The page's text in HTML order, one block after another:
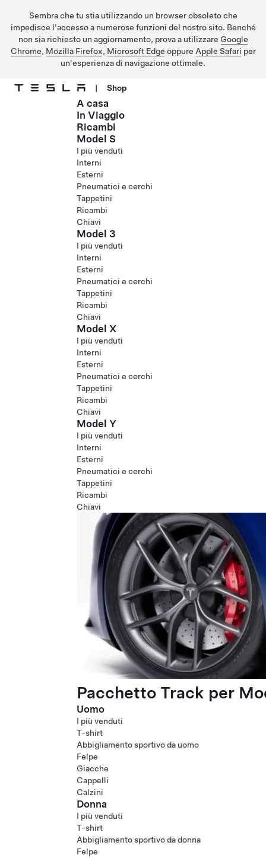
Sembra che tu stia utilizzando un browser obsoleto che
impedisce l'accesso a numerose funzioni del nostro sito. Benché
non sia richiesto un aggiornamento, prova a utilizzare Google
Chrome, Mozilla Firefox, Microsoft Edge oppure Apple Safari per
un'esperienza di navigazione ottimale.
Passa al contenuto principale
| Shop
A casa
In Viaggio
Ricambi
Model S
I più venduti
Interni
Esterni
Pneumatici e cerchi
Tappetini
Ricambi
Chiavi
Model 3
I più venduti
Interni
Esterni
Pneumatici e cerchi
Tappetini
Ricambi
Chiavi
Model X
I più venduti
Interni
Esterni
Pneumatici e cerchi
Tappetini
Ricambi
Chiavi
Model Y
I più venduti
Interni
Esterni
Pneumatici e cerchi
Tappetini
Ricambi
Chiavi
Pacchetto Track per
Uomo
I più venduti
T-shirt
Abbigliamento sportivo da uomo
Felpe
Giacche
Cappelli
Calzini
Donna
I più venduti
T-shirt
Abbigliamento sportivo da donna
Felpe